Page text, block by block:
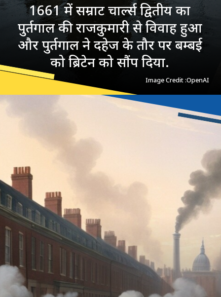
1661 में सम्राट चार्ल्स द्वितीय का
पुर्तगाल की राजकुमारी से विवाह हुआ
और पुर्तगाल ने दहेज के तौर पर बम्बई
को ब्रिटेन को सौंप दिया.
Image Credit :OpenAI